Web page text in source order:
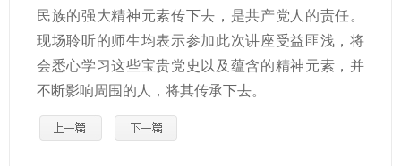
民族的强大精神元素传下去，是共产党人的责任。
现场聆听的师生均表示参加此次讲座受益匪浅，将
会悉心学习这些宝贵党史以及蕴含的精神元素，并
不断影响周围的人，将其传承下去。